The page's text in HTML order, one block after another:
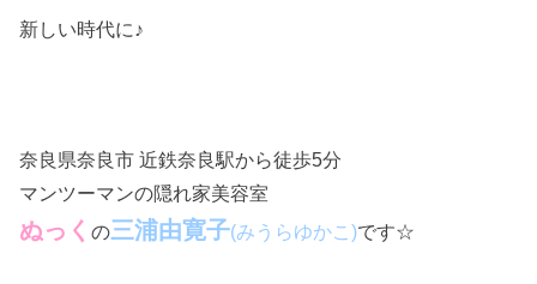
新しい時代に♪
奈良県奈良市 近鉄奈良駅から徒歩5分
マンツーマンの隠れ家美容室
ぬっくの三浦由寛子(みうらゆかこ)です☆